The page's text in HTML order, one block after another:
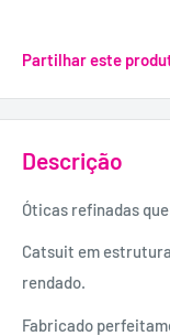
Partilhar este
Descrição
Óticas refinadas
Catsuit em
rendado.
Fabricado